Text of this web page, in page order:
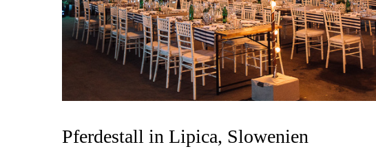
Pferdestall in Lipica, Slowenien